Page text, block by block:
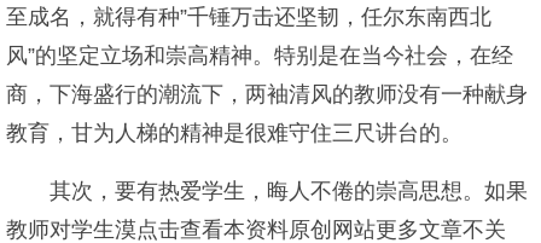
至成名，就得有种”千锤万击还坚韧，任尔东南西北
风”的坚定立场和崇高精神。特别是在当今社会，在经
商，下海盛行的潮流下，两袖清风的教师没有一种献身
教育，甘为人梯的精神是很难守住三尺讲台的。
其次，要有热爱学生，晦人不倦的崇高思想。如果
教师对学生漠点击查看本资料原创网站更多文章不关